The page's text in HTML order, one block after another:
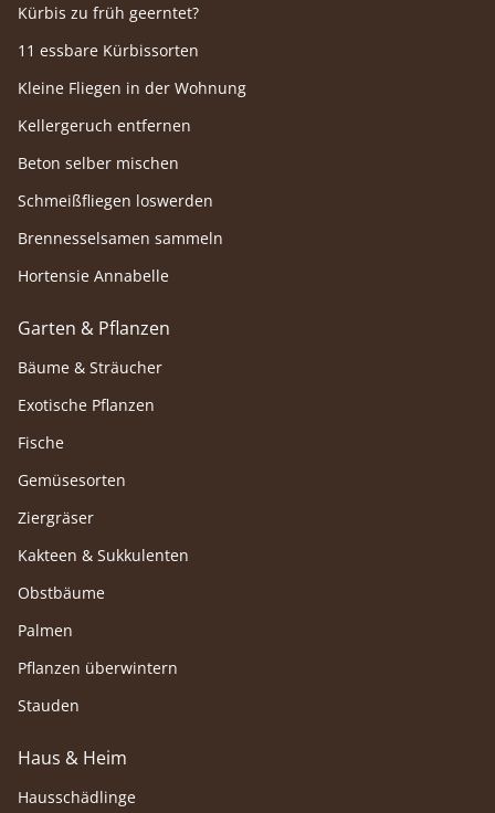
Kürbis zu früh geerntet?
11 essbare Kürbissorten
Kleine Fliegen in der Wohnung
Kellergeruch entfernen
Beton selber mischen
Schmeißfliegen loswerden
Brennesselsamen sammeln
Hortensie Annabelle
Garten & Pflanzen
Bäume & Sträucher
Exotische Pflanzen
Fische
Gemüsesorten
Ziergräser
Kakteen & Sukkulenten
Obstbäume
Palmen
Pflanzen überwintern
Stauden
Haus & Heim
Hausschädlinge